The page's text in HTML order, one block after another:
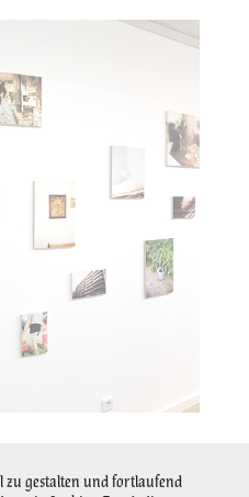
: MERCATOR
to Top
zu gestalten und fortlaufend